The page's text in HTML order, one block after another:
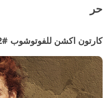
حر
كارتون اكشن للفوتوشوب #22 "Oil Paint"